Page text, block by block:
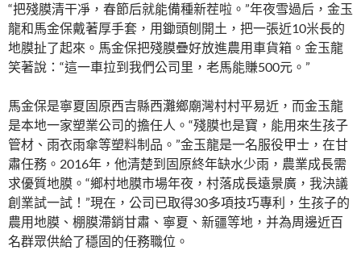
“把殘膜清干凈，春節后就能備種新茬啦。”年夜雪過后，金玉
龍和馬金保戴著厚手套，用鋤頭刨開土，把一張近10米長的
地膜扯了起來。馬金保把殘膜疊好放進農用車貨箱。金玉龍
笑著說：“這一車拉到我們公司里，老馬能賺500元。”
馬金保是寧夏固原西吉縣西灘鄉廟灣村村平易近，而金玉龍
是本地一家塑業公司的擔任人。“殘膜也是寶，能用來生孩子
管材、雨衣雨傘等塑料制品。”金玉龍是一名服役甲士，在甘
肅任務。2016年，他清楚到固原終年缺水少雨，農業成長需
求優質地膜。“鄉村地膜市場年夜，村落成長遠景廣，我決議
創業試一試！”現在，公司已取得30多項技巧專利，生孩子的
農用地膜、棚膜滯銷甘肅、寧夏、新疆等地，并為周邊近百
名群眾供給了穩固的任務職位。